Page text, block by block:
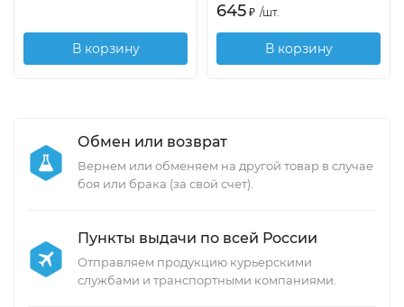
В корзину
645 ₽ /шт.
В корзину
Обмен или возврат
Вернем или обменяем на другой товар в случае
боя или брака (за свой счет).
Пункты выдачи по всей России
Отправляем продукцию курьерскими
службами и транспортными компаниями.